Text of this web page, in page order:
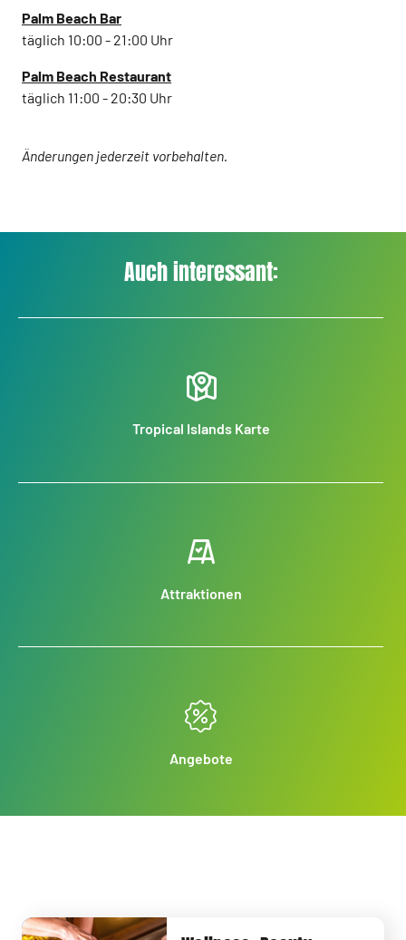
Palm Beach Bar
täglich 10:00 - 21:00 Uhr
Palm Beach Restaurant
täglich 11:00 - 20:30 Uhr
Änderungen jederzeit vorbehalten.
Auch interessant:
Tropical Islands Karte
Attraktionen
Angebote